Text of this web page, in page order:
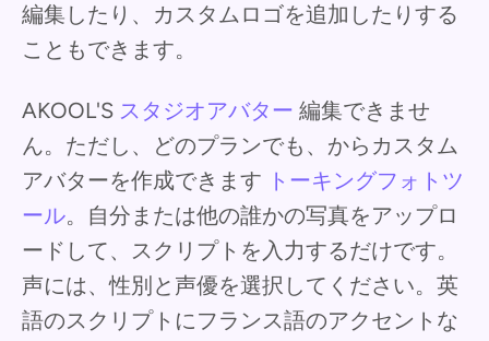
編集したり、カスタムロゴを追加したりする
こともできます。
AKOOL'S スタジオアバター 編集できませ
ん。ただし、どのプランでも、からカスタム
アバターを作成できます トーキングフォトツ
ール。自分または他の誰かの写真をアップロ
ードして、スクリプトを入力するだけです。
声には、性別と声優を選択してください。英
語のスクリプトにフランス語のアクセントな